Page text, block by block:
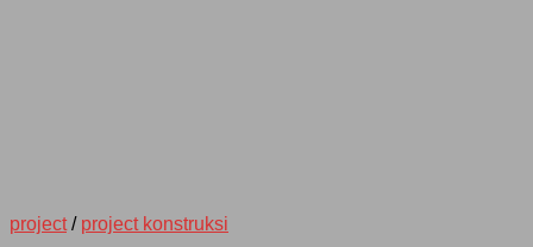
project / project konstruksi